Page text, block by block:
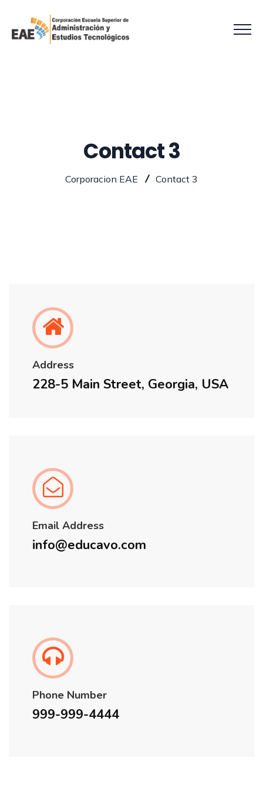
Contact 3
Corporacion EAE Contact 3
Address
228-5 Main Street, Georgia, USA
Email Address
info@educavo.com
Phone Number
999-999-4444